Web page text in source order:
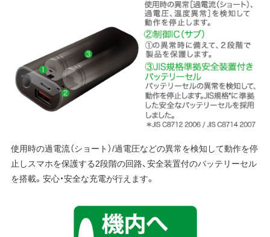
使用時の過電流（ショート）/過電圧などの異常を検知して動作を停
止しスマホを保護する2段階の回路、安全装置付のバッテリーセル
を搭載。安心・安全な充電が行えます。